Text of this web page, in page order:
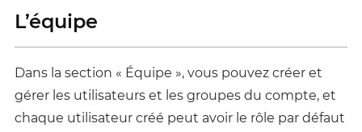
L’équipe
Dans la section « Équipe », vous pouvez créer et
gérer les utilisateurs et les groupes du compte, et
chaque utilisateur créé peut avoir le rôle par défaut